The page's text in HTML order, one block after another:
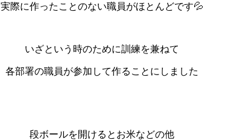
実際に作ったことのない職員がほとんどです💦
いざという時のために訓練を兼ねて
各部署の職員が参加して作ることにしました
段ボールを開けるとお米などの他